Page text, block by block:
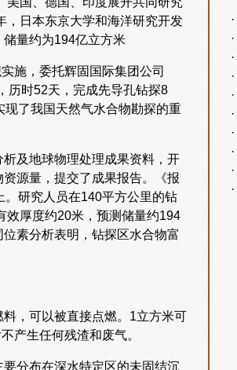
，日本东京大学和海洋研究开发
量约为194亿立方米
施，委托辉固国际集团公司
历时52天，完成先导孔钻探8
了我国天然气水合物勘探的重
及地球物理处理成果资料，开
源量，提交了成果报告。《报
研究人员在140平方公里的钻
效厚度约20米，预测储量约194
素分析表明，钻探区水合物富
，可以被直接点燃。1立方米可
产生任何残渣和废气。
分布在深水特定区的未固结沉